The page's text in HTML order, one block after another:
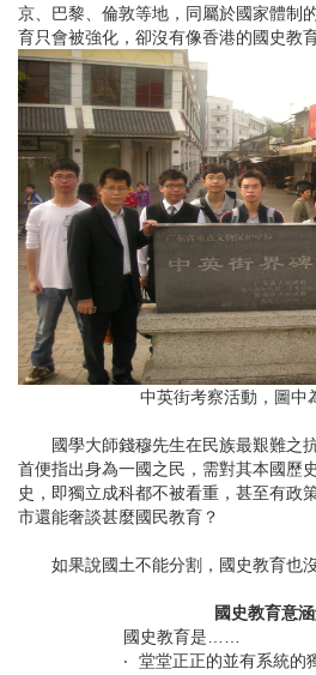
京、巴黎、倫敦等地，同屬於國家體制
育只會被強化，卻沒有像香港的國史教
中英街考察活動，圖中
國學大師錢穆先生在民族最艱難之
首便指出身為一國之民，需對其本國歷
史，即獨立成科都不被看重，甚至有政
市還能奢談甚麼國民教育？
如果說國土不能分割，國史教育也沒
國史教育意
國史教育是……
‧
堂堂正正的並有系統的